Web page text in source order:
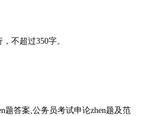
不超过350字。
题答案,公务员考试申论zhen题及范